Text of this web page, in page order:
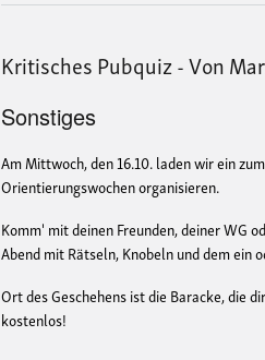
Kritisches Pubquiz - Von
Sonstiges
Am Mittwoch, den 16.10. laden wir ein
Orientierungswochen organisieren.
Komm' mit deinen Freunden, deiner WG
Abend mit Rätseln, Knobeln und dem ein
Ort des Geschehens ist die Baracke, die
kostenlos!